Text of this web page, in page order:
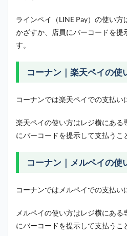
ラインペイ（LINE Pay）の使い
かざすか、店員にバーコードを提
す。
コーナン｜楽天ペイの使
コーナンでは楽天ペイでの支払い
楽天ペイの使い方はレジ横にある
にバーコードを提示して支払うこ
コーナン ｜メルペイの使
コーナンではメルペイでの支払い
メルペイの使い方はレジ横にあ
にバーコードを提示して支払うこ